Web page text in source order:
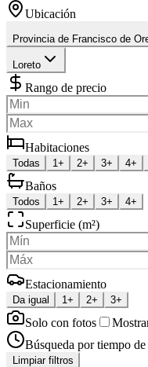
Ubicación
Provincia de Francisco de
Loreto
Rango de precio
Habitaciones
Todas 1+ 2+ 3+ 4+
Baños
Todos 1+ 2+ 3+ 4+
Superficie (m²)
Estacionamiento
Da igual 1+ 2+ 3+
Solo con fotos
Búsqueda por tiempo
Limpiar filtros